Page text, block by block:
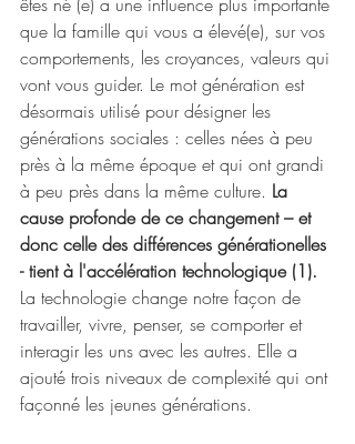
que la famille qui vous a élevé(e), sur vos
comportements, les croyances, valeurs qui
vont vous guider. Le mot génération est
désormais utilisé pour désigner les
générations sociales : celles nées à peu
près à la même époque et qui ont grandi
à peu près dans la même culture. La
cause profonde de ce changement – et
donc celle des différences générationelles
- tient à l'accélération technologique (1).
La technologie change notre façon de
travailler, vivre, penser, se comporter et
interagir les uns avec les autres. Elle a
ajouté trois niveaux de complexité qui ont
façonné les jeunes générations.